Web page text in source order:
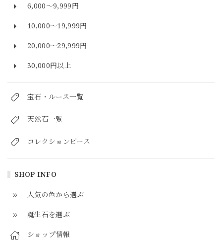
6,000～9,999円
10,000～19,999円
20,000～29,999円
30,000円以上
宝石・ルース一覧
天然石一覧
コレクションピース
SHOP INFO
人気の色から選ぶ
誕生石を選ぶ
ショップ情報